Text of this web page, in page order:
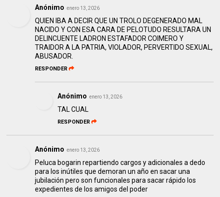
Anónimo enero 13, 2026
QUIEN IBA A DECIR QUE UN TROLO DEGENERADO MAL
NACIDO Y CON ESA CARA DE PELOTUDO RESULTARA UN
DELINCUENTE LADRON ESTAFADOR COIMERO Y
TRAIDOR A LA PATRIA, VIOLADOR, PERVERTIDO SEXUAL,
ABUSADOR.
RESPONDER
Anónimo enero 13, 2026
TAL CUAL
RESPONDER
Anónimo enero 13, 2026
Peluca bogarin repartiendo cargos y adicionales a dedo
para los inútiles que demoran un año en sacar una
jubilación pero son funcionales para sacar rápido los
expedientes de los amigos del poder